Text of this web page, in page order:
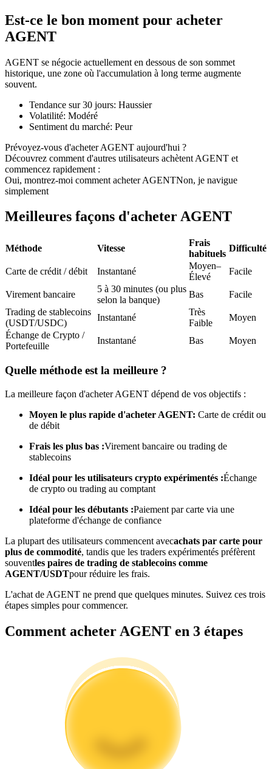
premières
Futures USDC
Futures utilisant l'USDC comme garantie
Copie de Trading
Rejoignez les meilleurs traders
Profitez du partage des bénéfices et des commissions de copy
Information
Analyse de mégadonnées, y compris des informations
Guide de démarrage des contrats à terme
Est-ce le bon moment pour acheter
AGENT
AGENT se négocie actuellement en dessous de son sommet
historique, une zone où l'accumulation à long terme augmente
souvent.
Tendance sur 30 jours: Haussier
Volatilité: Modéré
Sentiment du marché: Peur
Prévoyez-vous d'acheter AGENT aujourd'hui ?
Découvrez comment d'autres utilisateurs achètent AGENT et
commencez rapidement :
Oui, montrez-moi comment acheter AGENTNon, je navigue
simplement
Meilleures façons d'acheter AGENT
Méthode Vitesse
Frais
habituels
Difficulté
Carte de crédit / débit Instantané
Moyen–
Élevé
Facile
Virement bancaire
5 à 30 minutes (ou plus
selon la banque)
Bas
Facile
Trading de stablecoins
(USDT/USDC)
Instantané
Très
Faible
Moyen
Échange de Crypto /
Portefeuille
Instantané Bas Moyen
Quelle méthode est la meilleure ?
La meilleure façon d'acheter AGENT dépend de vos objectifs :
Moyen le plus rapide d'acheter AGENT: Carte de crédit ou
de débit
Frais les plus bas :Virement bancaire ou trading de
stablecoins
Idéal pour les utilisateurs crypto expérimentés :Échange
de crypto ou trading au comptant
Idéal pour les débutants :Paiement par carte via une
plateforme d'échange de confiance
La plupart des utilisateurs commencent avecachats par carte pour
plus de commodité, tandis que les traders expérimentés préfèrent
souventles paires de trading de stablecoins comme
AGENT/USDTpour réduire les frais.
L'achat de AGENT ne prend que quelques minutes. Suivez ces trois
étapes simples pour commencer.
Comment acheter AGENT en 3 étapes